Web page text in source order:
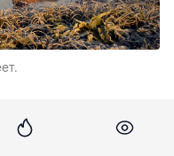
до одного градуса,